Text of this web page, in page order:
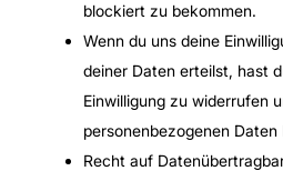
blockiert zu bekommen.
Wenn du uns deine
deiner Daten erteilst, hast
Einwilligung zu widerrufen
personenbezogenen
Recht auf